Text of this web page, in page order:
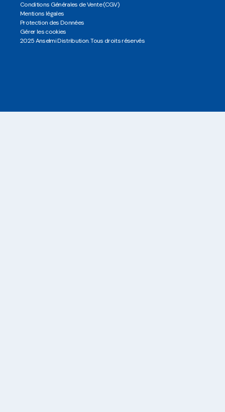
Conditions Générales de Vente (CGV)
Mentions légales
Protection des Données
Gérer les cookies
2025 Anselmi Distribution. Tous droits réservés